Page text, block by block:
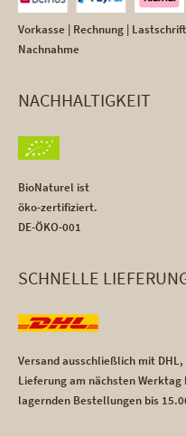
Vorkasse | Rechnung |
Nachnahme
NACHHALTIGKEIT
BioNaturel ist
öko-zertifiziert.
DE-ÖKO-001
SCHNELLE
Versand ausschließlich mit DHL,
Lieferung am nächsten Werktag
lagernden Bestellungen bis